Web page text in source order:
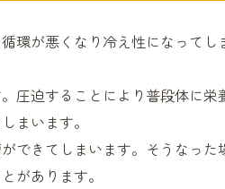
環が悪くなり冷え性になってし
圧迫することにより普段体に栄
まいます。
できてしまいます。そうなった
があります。